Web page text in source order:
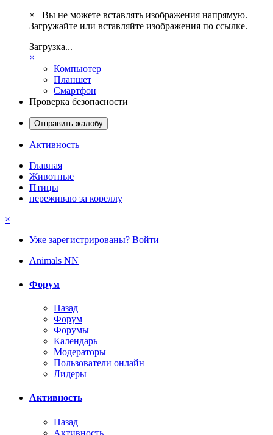
×
Вы не можете вставлять изображения напрямую.
Загружайте или вставляйте изображения по ссылке.
Загрузка...
×
Компьютер
Планшет
Смартфон
Проверка безопасности
Отправить жалобу
Активность
Главная
Животные
Птицы
переживаю за кореллу
×
Уже зарегистрированы? Войти
Animals NN
Форум
Назад
Форум
Форумы
Календарь
Модераторы
Пользователи онлайн
Лидеры
Активность
Назад
Активность